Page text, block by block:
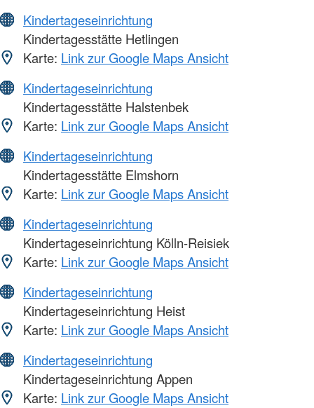
Kindertageseinrichtung
Kindertagesstätte Hetlingen
Karte: Link zur Google Maps Ansicht
Kindertageseinrichtung
Kindertagesstätte Halstenbek
Karte: Link zur Google Maps Ansicht
Kindertageseinrichtung
Kindertagesstätte Elmshorn
Karte: Link zur Google Maps Ansicht
Kindertageseinrichtung
Kindertageseinrichtung Kölln-Reisiek
Karte: Link zur Google Maps Ansicht
Kindertageseinrichtung
Kindertageseinrichtung Heist
Karte: Link zur Google Maps Ansicht
Kindertageseinrichtung
Kindertageseinrichtung Appen
Karte: Link zur Google Maps Ansicht